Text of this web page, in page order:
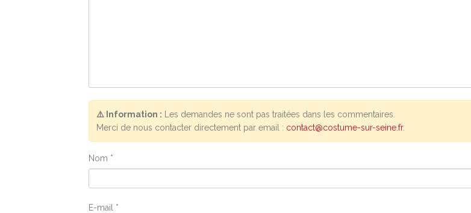
⚠️ Information : Les demandes ne sont pas traitées dans les commentaires.
Merci de nous contacter directement par email : contact@costume-sur-seine.fr.
Nom *
E-mail *